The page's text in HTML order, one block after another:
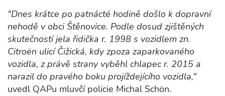
"Dnes krátce po patnácté hodině došlo k dopravní
nehodě v obci Štěnovice. Podle dosud zjištěných
skutečností jela řidička r. 1998 s vozidlem zn.
Citroën ulicí Čižická, kdy zpoza zaparkovaného
vozidla, z právě strany vyběhl chlapec r. 2015 a
narazil do pravého boku projíždejícího vozidla,"
uvedl QAPu mluvčí policie Michal Schön.